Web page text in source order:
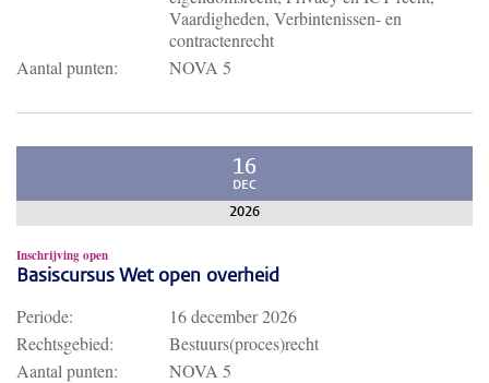
Vaardigheden, Verbintenissen- en
contractenrecht
Aantal punten:
NOVA 5
16
DEC
2026
Inschrijving open
Basiscursus Wet open overheid
Periode:
16 december 2026
Rechtsgebied:
Bestuurs(proces)recht
Aantal punten:
NOVA 5